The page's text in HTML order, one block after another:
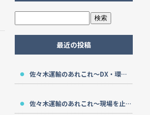
最近の投稿
佐々木運輸のあれこれ～DX・環境対応・長期支援～
佐々木運輸のあれこれ～現場を止めない～